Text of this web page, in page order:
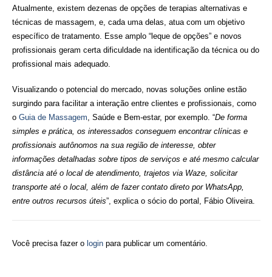
Atualmente, existem dezenas de opções de terapias alternativas e
técnicas de massagem, e, cada uma delas, atua com um objetivo
específico de tratamento. Esse amplo “leque de opções” e novos
profissionais geram certa dificuldade na identificação da técnica ou do
profissional mais adequado.
Visualizando o potencial do mercado, novas soluções online estão
surgindo para facilitar a interação entre clientes e profissionais, como
o Guia de Massagem, Saúde e Bem-estar, por exemplo. “De forma
simples e prática, os interessados conseguem encontrar clínicas e
profissionais autônomos na sua região de interesse, obter
informações detalhadas sobre tipos de serviços e até mesmo calcular
distância até o local de atendimento, trajetos via Waze, solicitar
transporte até o local, além de fazer contato direto por WhatsApp,
entre outros recursos úteis”, explica o sócio do portal, Fábio Oliveira.
Você precisa fazer o loginpara publicar um comentário.